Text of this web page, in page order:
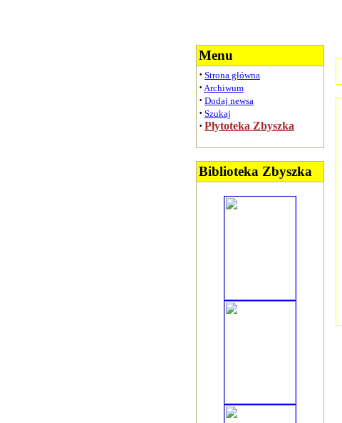
Menu
· Strona główna
· Archiwum
· Dodaj newsa
· Szukaj
· Płytoteka Zbyszka
Biblioteka Zbyszka